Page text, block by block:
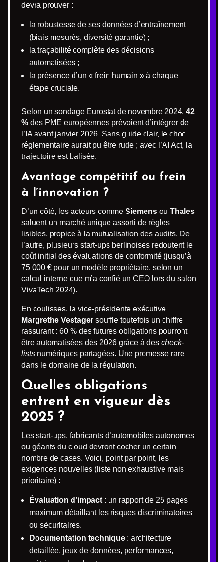
devra prouver :
la robustesse de ses données d’entraînement
(biais mesurés, diversité garantie) ;
la traçabilité complète des décisions
automatisées ;
la présence d’un « frein humain » à chaque
étape cruciale.
Selon un sondage Eurostat de novembre 2024, 42
% des PME européennes prévoient d’intégrer de
l’IA avant janvier 2026. Sans guide clair, le choc
réglementaire aurait pu être rude ; avec l’AI Act, la
trajectoire est balisée.
Avantage compétitif ou frein
à l’innovation ?
D’un côté, les acteurs comme Siemens ou Thales
saluent un marché unique assorti de règles
lisibles, propice à la mutualisation des audits. De
l’autre, plusieurs start-ups berlinoises redoutent le
coût initial des évaluations de conformité (jusqu’à
75 000 € pour un modèle propriétaire, selon un
calcul interne que m’a confié un CEO lors du salon
VivaTech 2024).
En coulisses, la vice-présidente exécutive
Margrethe Vestager souffle toutefois un chiffre
rassurant : 60 % des futures obligations pourront
être automatisées dès 2026 grâce à des check-
lists numériques partagées. Une promesse rare
dans le domaine de la régulation.
Quelles obligations
entrent en vigueur dès
2025 ?
Les start-ups, fabricants d’automobiles autonomes
ou géants du cloud devront cocher un certain
nombre de cases. Voici, point par point, les
exigences nouvelles (liste non exhaustive mais
prioritaire) :
Évaluation d’impact : un rapport de 25 pages
maximum détaillant les risques discriminatoires
ou sécuritaires.
Documentation technique : architecture
détaillée, jeux de données, performances,